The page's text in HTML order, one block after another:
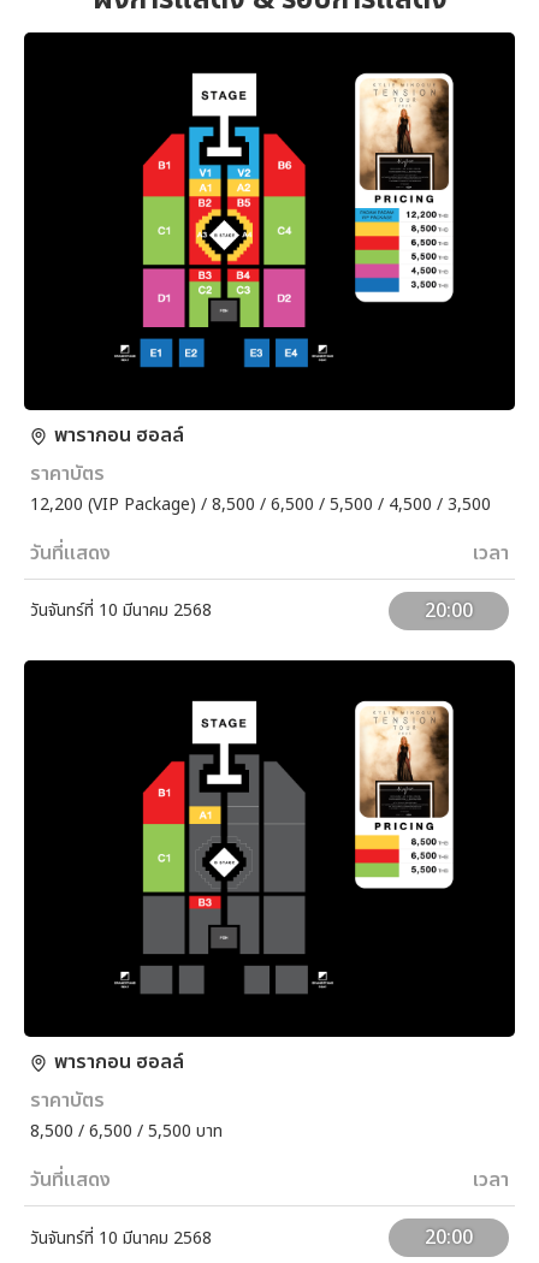
พารากอน ฮอลล์
ราคาบัตร
12,200 (VIP Package) / 8,500 / 6,500 / 5,500 / 4,500 / 3,500
วันที่แสดง เวลา
วันจันทร์ที่ 10 มีนาคม 2568 20:00
พารากอน ฮอลล์
ราคาบัตร
8,500 / 6,500 / 5,500 บาท
วันที่แสดง เวลา
วันจันทร์ที่ 10 มีนาคม 2568 20:00